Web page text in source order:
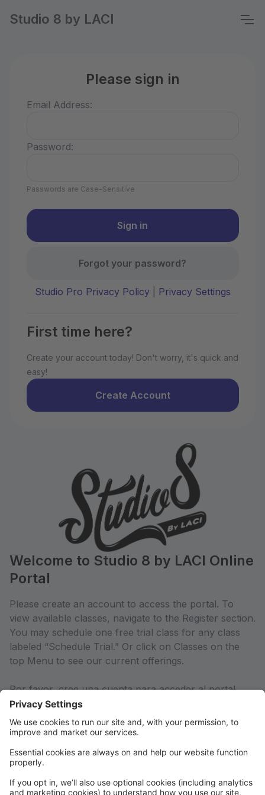
Studio 8 by LACI
Please sign in
Email Address:
Password:
Passwords are Case-Sensitive
Forgot your password?
Studio Pro Privacy Policy| Privacy Settings
First time here?
Create your account today! Don't worry, it's quick and
easy!
Create Account
Welcome to Studio 8 by LACI Online
Portal
Please create an account to access the portal. To
view available classes, navigate to the Register section.
You may schedule one free trial class for any class
labeled “Schedule Trial.” Or click on Classes on the
top Menu to see our current offerings.
Por favor, cree una cuenta para acceder al portal.
Para ver las clases disponibles, navegue a la sección
Registrar. Puede programar una clase de prueba
gratuita para las clases que indiquen “Programar clase
seleccionar Clases en el menú superior para ver las